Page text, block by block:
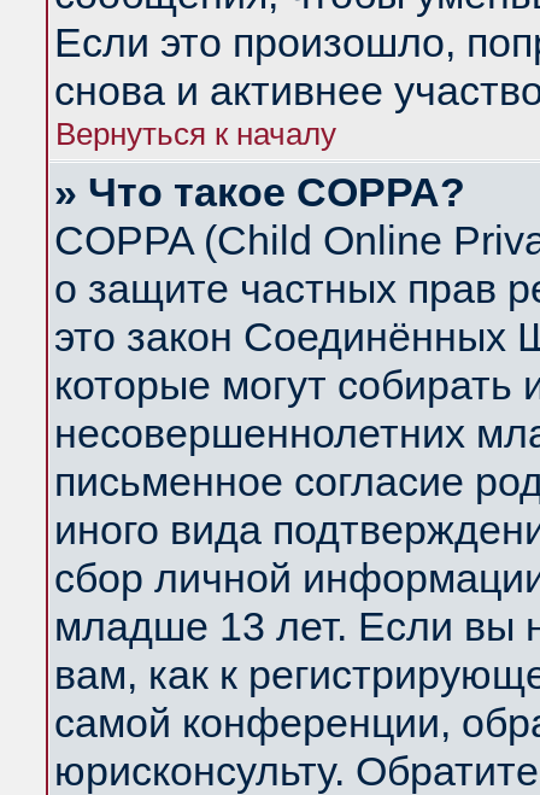
Если это произошло,
снова и активнее
Вернуться к началу
» Что такое COPPA?
COPPA (Child Online
о защите частных прав
это закон Соединённых
которые могут
несовершеннолетних
письменное согласие
иного вида
сбор личной
младше 13 лет. Если вы
вам, как к
самой конференции,
юрисконсульту.